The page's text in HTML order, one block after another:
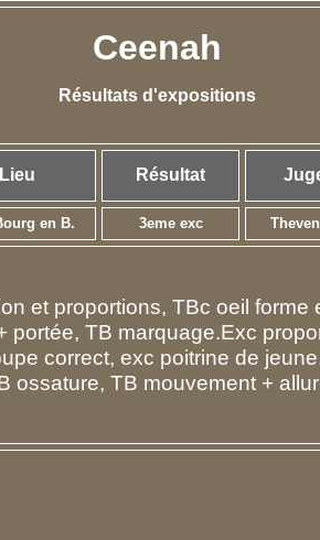
Ceenah
Résultats d'expositions
Lieu Résultat
en B. 3eme exc
et proportions, TBc oeil forme
portée, TB marquage.Exc
correct, exc poitrine de
ossature, TB mouvement +